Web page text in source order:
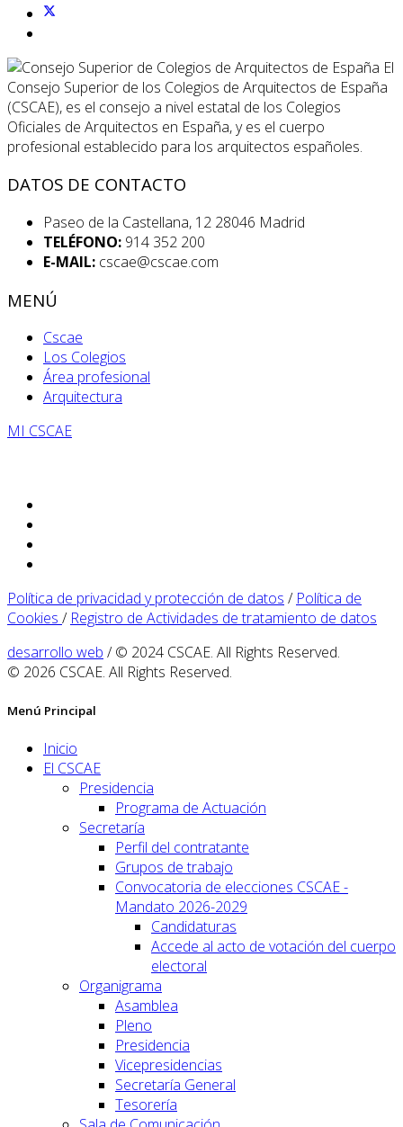
El
Consejo Superior de los Colegios de Arquitectos de España
(CSCAE), es el consejo a nivel estatal de los Colegios
Oficiales de Arquitectos en España, y es el cuerpo
profesional establecido para los arquitectos españoles.
DATOS DE CONTACTO
Paseo de la Castellana, 12 28046 Madrid
TELÉFONO: 914 352 200
E-MAIL: cscae@cscae.com
MENÚ
Cscae
Los Colegios
Área profesional
Arquitectura
MI CSCAE
Política de privacidad y protección de datos / Política de
Cookies / Registro de Actividades de tratamiento de datos
desarrollo web / © 2024 CSCAE. All Rights Reserved.
© 2026 CSCAE. All Rights Reserved.
Menú Principal
Inicio
El CSCAE
Presidencia
Programa de Actuación
Secretaría
Perfil del contratante
Grupos de trabajo
Convocatoria de elecciones CSCAE -
Mandato 2026-2029
Candidaturas
Accede al acto de votación del cuerpo
electoral
Organigrama
Asamblea
Pleno
Presidencia
Vicepresidencias
Secretaría General
Tesorería